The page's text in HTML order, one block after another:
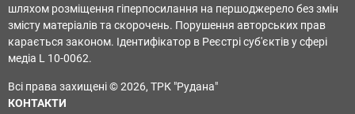
шляхом розміщення гіперпосилання на першоджерело без змін
змісту матеріалів та скорочень. Порушення авторських прав
карається законом. Ідентифікатор в Реєстрі суб'єктів у сфері
медіа L 10-0062.
Всі права захищені © 2026, ТРК "Рудана"
КОНТАКТИ